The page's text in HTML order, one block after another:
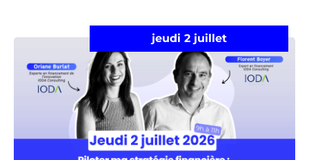
jeudi 2 juillet